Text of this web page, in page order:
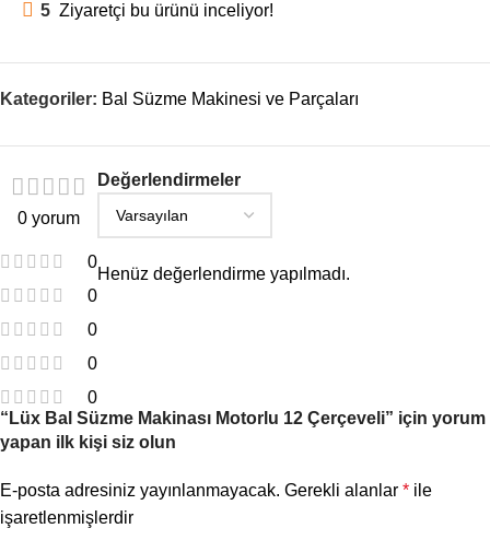
5 Ziyaretçi bu ürünü inceliyor!
Kategoriler: Bal Süzme Makinesi ve Parçaları
0 yorum
0
0
0
0
0
Değerlendirmeler
Henüz değerlendirme yapılmadı.
“Lüx Bal Süzme Makinası Motorlu 12 Çerçeveli” için yorum
yapan ilk kişi siz olun
E-posta adresiniz yayınlanmayacak. Gerekli alanlar * ile
işaretlenmişlerdir